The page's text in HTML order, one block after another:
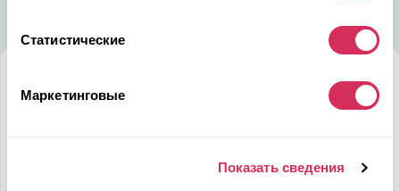
Статистические
Маркетинговые
Показать сведения
Алматы
Мамыр-1 м-н, дом 26, БЦ QUORUM, 6 этаж, 602 офис,